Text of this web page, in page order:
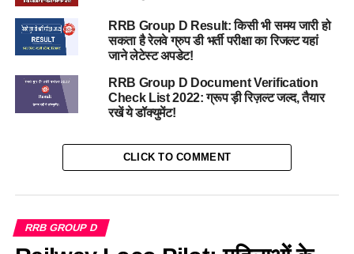
RRB Group D Result: किसी भी समय जारी हो
सकता है रेलवे ग्रुप डी भर्ती परीक्षा का रिजल्ट यहां
जाने लेटेस्ट अपडेट!
RRB Group D Document Verification
Check List 2022: ग्रूप ड़ी रिज़ल्ट जल्द, तैयार
रखें ये डॉक्युमेंट!
CLICK TO COMMENT
RRB GROUP D